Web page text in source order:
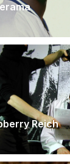
Reich